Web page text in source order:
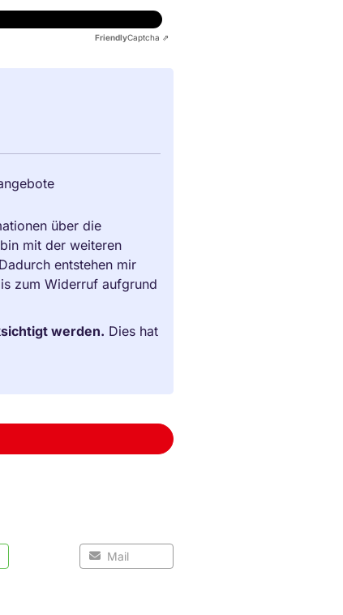
FriendlyCaptcha ⇗
über die
mit der weiteren
entstehen mir
zum Widerruf aufgrund
werden. Dies hat
Mail